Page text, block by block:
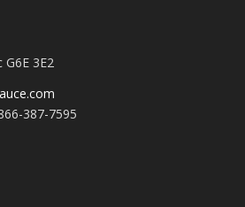
3E2
387-7595